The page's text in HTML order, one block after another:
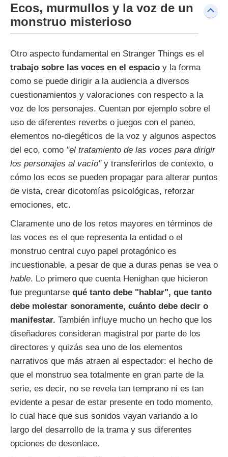
Ecos, murmullos y la voz de un
monstruo misterioso
Otro aspecto fundamental en Stranger Things es el
trabajo sobre las voces en el espacio y la forma
como se puede dirigir a la audiencia a diversos
cuestionamientos y valoraciones con respecto a la
voz de los personajes. Cuentan por ejemplo sobre el
uso de diferentes reverbs o juegos con el paneo,
elementos no-diegéticos de la voz y algunos aspectos
del eco, como "el tratamiento de las voces para dirigir
los personajes al vacío"y transferirlos de contexto, o
cómo los ecos se pueden propagar para alterar puntos
de vista, crear dicotomías psicológicas, reforzar
emociones, etc.
Claramente uno de los retos mayores en términos de
las voces es el que representa la entidad o el
monstruo central cuyo papel protagónico es
incuestionable, a pesar de que a duras penas se vea o
hable. Lo primero que cuenta Henighan que hicieron
fue preguntarse qué tanto debe "hablar", que tanto
debe molestar sonoramente, cuánto debe decir o
manifestar. También influye mucho un hecho que los
diseñadores consideran magistral por parte de los
directores y quizás sea uno de los elementos
narrativos que más atraen al espectador: el hecho de
que el monstruo sea totalmente en gran parte de la
serie, es decir, no se revela tan temprano ni es tan
evidente a pesar de estar presente en todo momento,
lo cual hace que sus sonidos vayan variando a lo
largo del desarrollo de la trama y sus diferentes
opciones de desenlace.